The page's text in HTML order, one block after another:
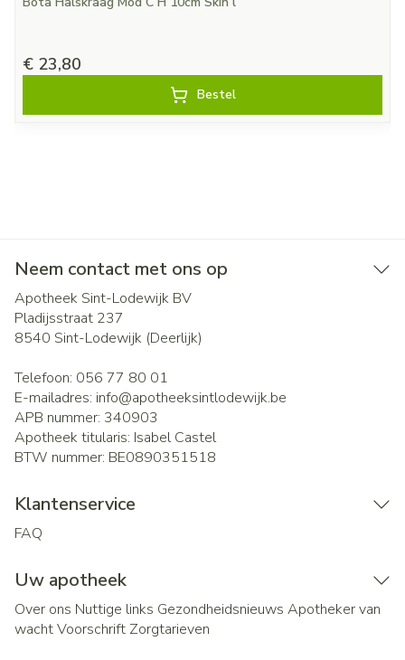
€ 23,80
Bestel
Neem contact met ons op
Apotheek Sint-Lodewijk BV
Pladijsstraat 237
8540 Sint-Lodewijk (Deerlijk)
Telefoon: 056 77 80 01
E-mailadres: info@apotheeksintlodewijk.be
APB nummer: 340903
Apotheek titularis: Isabel Castel
BTW nummer: BE0890351518
Klantenservice
FAQ
Uw apotheek
Over ons Nuttige links Gezondheidsnieuws Apotheker van
wachtVoorschrift Zorgtarieven